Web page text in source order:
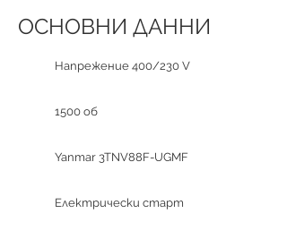
ОСНОВНИ ДАННИ
Напрежение 400/230 V
1500 об
Yanmar 3TNV88F-UGMF
Електрически старт